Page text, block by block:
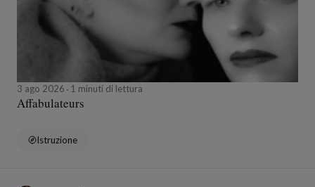
3 ago 2026 1 minuti di lettura
Affabulateurs
Istruzione